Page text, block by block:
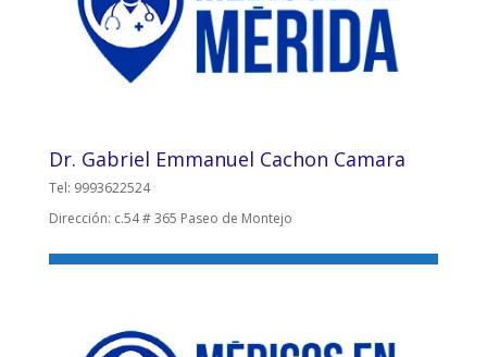
Dr. Gabriel Emmanuel Cachon Camara
Tel: 9993622524
Dirección: c.54 # 365 Paseo de Montejo